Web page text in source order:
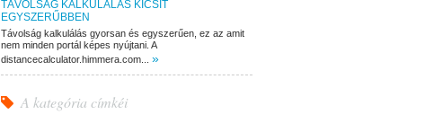
TÁVOLSÁG KALKULÁLÁS KICSIT
EGYSZERŰBBEN
Távolság kalkulálás gyorsan és egyszerűen, ez az amit
nem minden portál képes nyújtani. A
distancecalculator.himmera.com... »
A kategória címkéi